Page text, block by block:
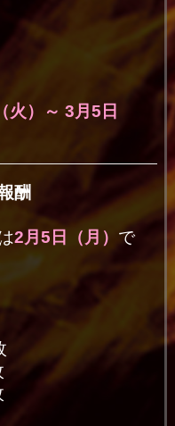
）～ 3月5日
酬
2月5 日（月） で